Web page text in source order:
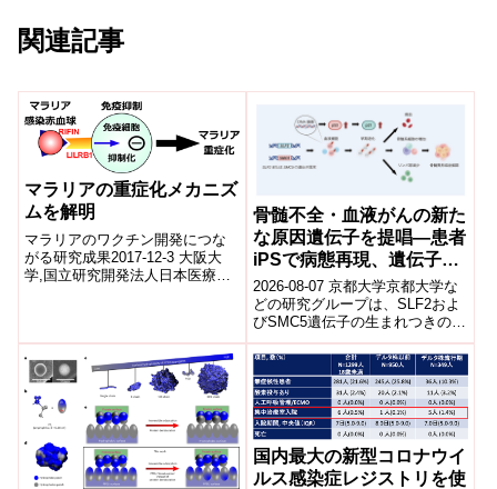
関連記事
マラリアの重症化メカニズ
ムを解明
マラリアのワクチン開発につな
がる研究成果2017-12-3 大阪大
学,国立研究開発法人日本医療研
骨髄不全・血液がんの新た
な原因遺伝子を提唱―患者
iPSで病態再現、遺伝子編
集で改善―
2026-08-07 京都大学京都大学な
どの研究グループは、SLF2およ
びSMC5遺伝子の生まれつきの異
常が、遺伝性骨髄不全症および
骨髄異形成症候群（MDS）の...
国内最大の新型コロナウイ
ルス感染症レジストリを使